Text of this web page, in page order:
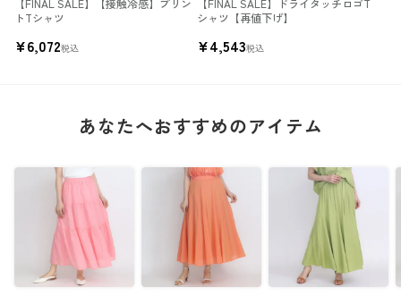
【FINAL SALE】【接触冷感】プリン
トTシャツ
¥6,072税込
【FINAL SALE】ドライタッチロゴT
シャツ【再値下げ】
¥4,543税込
あなたへおすすめのアイテム